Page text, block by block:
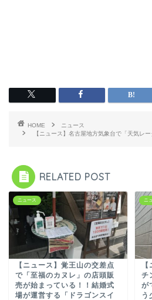
HOME
ニュース
【ニュース】名古屋地方気象台で「天気レ
RELATED POST
ニュース
【ニュース】覚王山の交差点
で「至福のカヌレ」の店頭販
売が始まっている！！結婚式
場が運営する「ドラゴンスイ
ニ
チ
が
う